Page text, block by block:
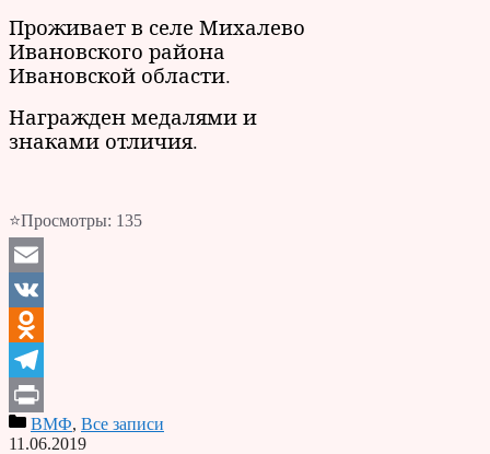
Проживает в селе Михалево
Ивановского района
Ивановской области.
Награжден медалями и
знаками отличия.
⭐Просмотры: 135
Email
VK
Odnoklassniki
Telegram
PrintВМФ, Все записи
11.06.2019